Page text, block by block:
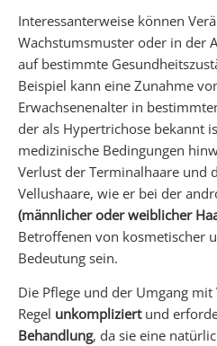
Interessanterweise können
Wachstumsmuster oder in der
auf bestimmte
Beispiel kann eine Zunahme
Erwachsenenalter in
der als Hypertrichose bekannt
medizinische Bedingungen
Verlust der Terminalhaare und
Vellushaare, wie er bei der
(männlicher oder weiblicher
Betroffenen von kosmetischer
Bedeutung sein.
Die Pflege und der Umgang
Regel unkompliziert und
Behandlung, da sie eine